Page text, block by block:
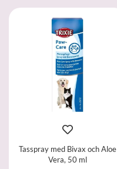
Tasspray med Bivax och Aloe
Vera, 50 ml